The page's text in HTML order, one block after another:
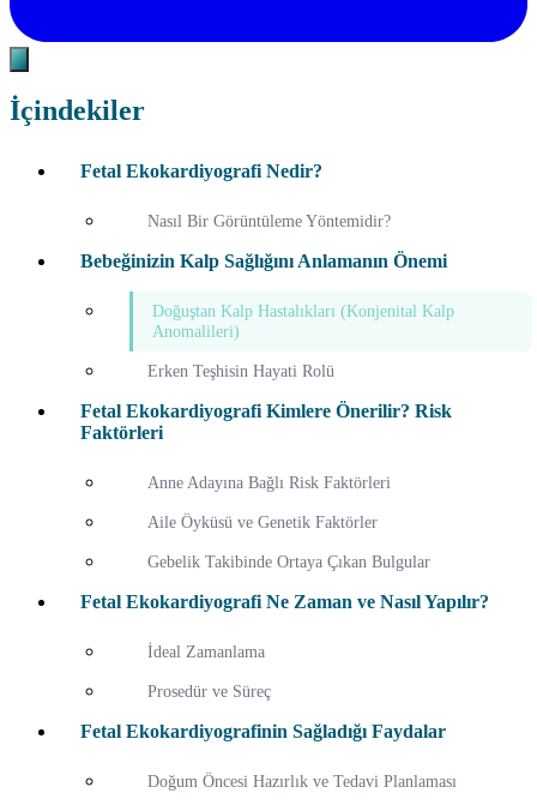
İçindekiler
Fetal Ekokardiyografi Nedir?
Nasıl Bir Görüntüleme Yöntemidir?
Bebeğinizin Kalp Sağlığını Anlamanın Önemi
Doğuştan Kalp Hastalıkları (Konjenital Kalp
Anomalileri)
Erken Teşhisin Hayati Rolü
Fetal Ekokardiyografi Kimlere Önerilir? Risk
Faktörleri
Anne Adayına Bağlı Risk Faktörleri
Aile Öyküsü ve Genetik Faktörler
Gebelik Takibinde Ortaya Çıkan Bulgular
Fetal Ekokardiyografi Ne Zaman ve Nasıl Yapılır?
İdeal Zamanlama
Prosedür ve Süreç
Fetal Ekokardiyografinin Sağladığı Faydalar
Doğum Öncesi Hazırlık ve Tedavi Planlaması